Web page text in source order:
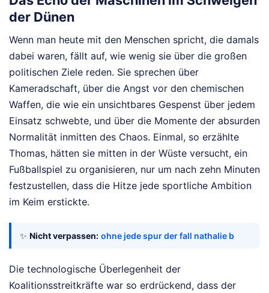
der Dünen
Wenn man heute mit den Menschen spricht, die damals
dabei waren, fällt auf, wie wenig sie über die großen
politischen Ziele reden. Sie sprechen über
Kameradschaft, über die Angst vor den chemischen
Waffen, die wie ein unsichtbares Gespenst über jedem
Einsatz schwebte, und über die Momente der absurden
Normalität inmitten des Chaos. Einmal, so erzählte
Thomas, hätten sie mitten in der Wüste versucht, ein
Fußballspiel zu organisieren, nur um nach zehn Minuten
festzustellen, dass die Hitze jede sportliche Ambition
im Keim erstickte.
✨ Nicht verpassen: ohne jede spur der fall nathalie b
Die technologische Überlegenheit der
Koalitionsstreitkräfte war so erdrückend, dass der